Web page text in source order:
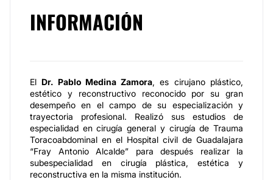
INFORMACIÓN
ElDr. Pablo Medina Zamora, es cirujano plástico,
estético y reconstructivo reconocido por su gran
desempeño en el campo de su especialización y
trayectoria profesional. Realizó sus estudios de
especialidad en cirugía general y cirugía de Trauma
Toracoabdominal en el Hospital civil de Guadalajara
“Fray Antonio Alcalde” para después realizar la
subespecialidad en cirugía plástica, estética y
reconstructiva en la misma institución.